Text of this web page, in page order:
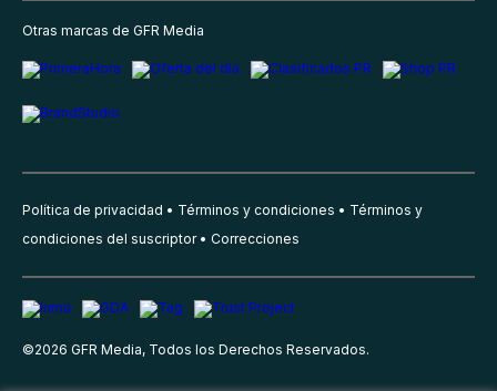
Otras marcas de GFR Media
Política de privacidad Términos y condiciones
Términos y
condiciones del suscriptor
Correcciones
©2026 GFR Media, Todos los Derechos Reservados.